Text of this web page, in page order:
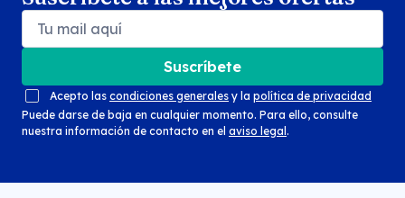
Suscríbete
Acepto las condiciones generales y la política de privacidad
Puede darse de baja en cualquier momento. Para ello, consulte
nuestra información de contacto en el aviso legal .